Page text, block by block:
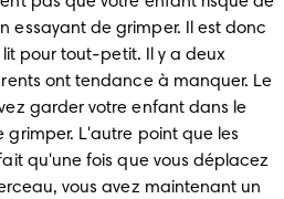
essayant de grimper. Il est donc
pour tout-petit. Il y a deux
ont tendance à manquer. Le
garder votre enfant dans le
L'autre point que les
qu'une fois que vous déplacez
vous avez maintenant un